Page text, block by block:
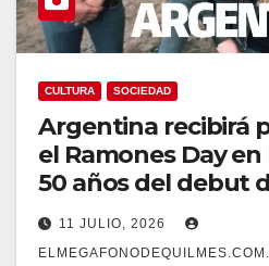
CULTURA SOCIEDAD
Argentina recibirá
el Ramones Day
50 años del debut
11 JULIO, 2026